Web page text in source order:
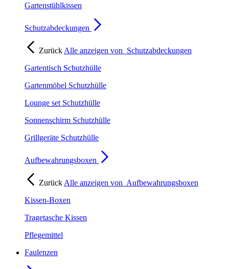
Gartenstühlkissen
Schutzabdeckungen
Zurück Alle anzeigen von Schutzabdeckungen
Gartentisch Schutzhülle
Gartenmöbel Schutzhülle
Lounge set Schutzhülle
Sonnenschirm Schutzhülle
Grillgeräte Schutzhülle
Aufbewahrungsboxen
Zurück Alle anzeigen von Aufbewahrungsboxen
Kissen-Boxen
Tragetasche Kissen
Pflegemittel
Faulenzen